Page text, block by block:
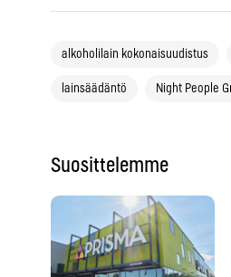
alkoholilain kokonaisuudistus
lainsäädäntö Night People
Suosittelemme